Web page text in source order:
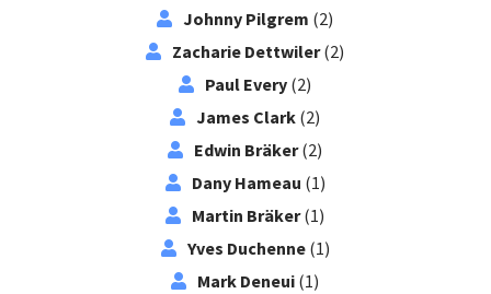
Johnny Pilgrem (2)
Zacharie Dettwiler(2)
Paul Every (2)
James Clark (2)
Edwin Bräker(2)
Dany Hameau (1)
Martin Bräker(1)
Yves Duchenne(1)
Mark Deneui (1)